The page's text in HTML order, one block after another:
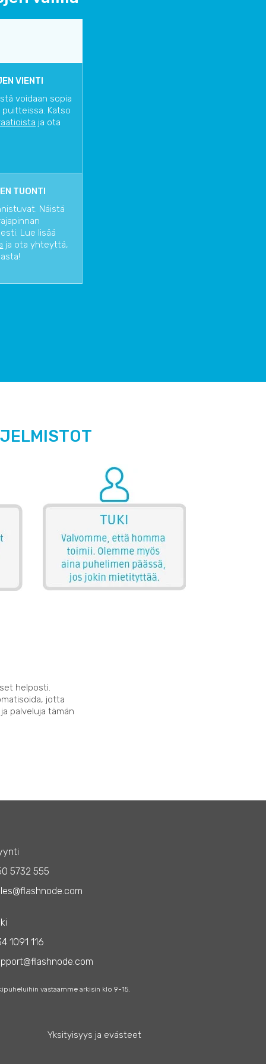
VIENTI
voidaan sopia
Katso
ja ota
TUONTI
Näistä
Lue lisää
ja ota yhteyttä,
helposti.
jotta
palveluja tämän
5732 555
1091 116
vastaamme arkisin klo 9-15.
Yksityisyys ja evästeet